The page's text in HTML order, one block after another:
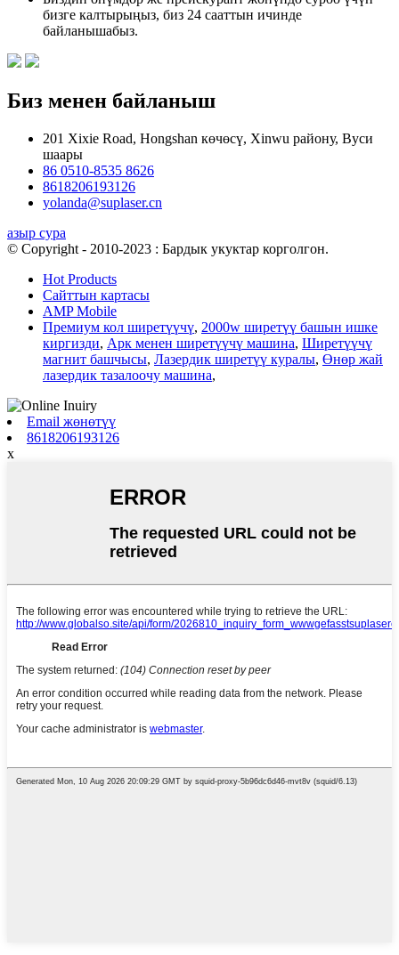
бизге калтырыңыз, биз 24 сааттын ичинде
байланышабыз.
Биз менен байланыш
201 Xixie Road, Hongshan көчөсү, Xinwu району, Вуси
шаары
86 0510-8535 8626
8618206193126
yolanda@suplaser.cn
азыр сура
© Copyright - 2010-2023 : Бардык укуктар корголгон.
Hot Products
Сайттын картасы
AMP Mobile
Премиум кол ширетүүчү, 2000w ширетүү башын ишке
киргизди, Арк менен ширетүүчү машина, Ширетүүчү
магнит башчысы, Лазердик ширетүү куралы, Өнөр жай
лазердик тазалоочу машина,
Email жөнөтүү
8618206193126
x